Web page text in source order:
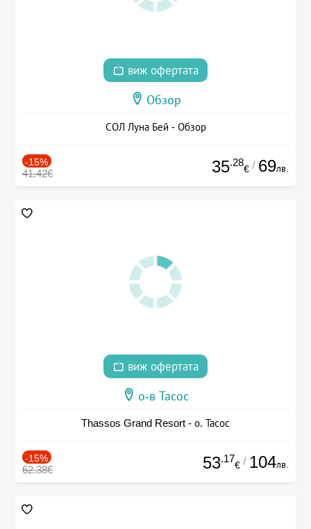
виж офертата
Обзор
СОЛ Луна Бей - Обзор
-15%
41.42€ 35.28
€ / 69лв.
виж офертата
о-в Тасос
Thassos Grand Resort - о. Тасос
-15%
62.38€ 53.17
€ / 104лв.